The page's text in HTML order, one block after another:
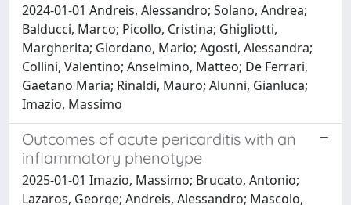
2024-01-01 Andreis, Alessandro; Solano, Andrea;
Balducci, Marco; Picollo, Cristina; Ghigliotti,
Margherita; Giordano, Mario; Agosti, Alessandra;
Collini, Valentino; Anselmino, Matteo; De Ferrari,
Gaetano Maria; Rinaldi, Mauro; Alunni, Gianluca;
Imazio, Massimo
Outcomes of acute pericarditis with an
inflammatory phenotype
2025-01-01 Imazio, Massimo; Brucato, Antonio;
Lazaros, George; Andreis, Alessandro; Mascolo,